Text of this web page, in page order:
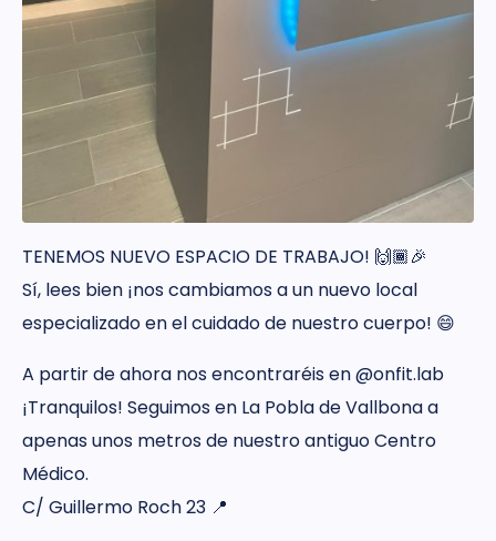
TENEMOS NUEVO ESPACIO DE TRABAJO! 🙌🏾🎉
Sí, lees bien ¡nos cambiamos a un nuevo local
especializado en el cuidado de nuestro cuerpo! 😄
A partir de ahora nos encontraréis en @onfit.lab
¡Tranquilos! Seguimos en La Pobla de Vallbona a
apenas unos metros de nuestro antiguo Centro
Médico.
C/ Guillermo Roch 23 📍